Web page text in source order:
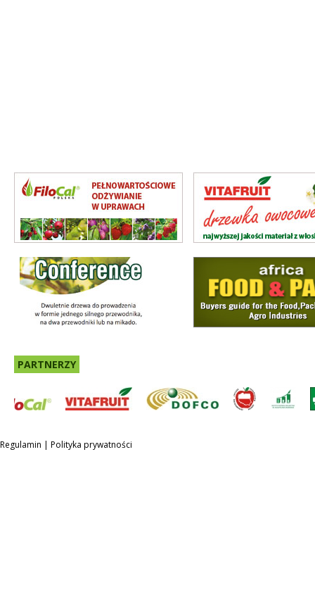
PARTNERZY
Regulamin | Polityka prywatności